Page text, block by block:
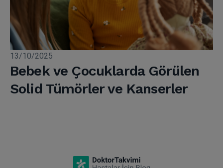
13/10/2025
Bebek ve Çocuklarda Görülen
Solid Tümörler ve Kanserler